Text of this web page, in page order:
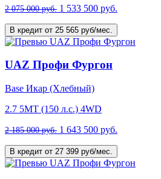
2 075 000 руб. 1 533 500 руб.
В кредит от 25 565 руб/мес.
UAZ Профи Фургон
Base Икар (Хлебный)
2.7 5MT (150 л.с.) 4WD
2 185 000 руб. 1 643 500 руб.
В кредит от 27 399 руб/мес.